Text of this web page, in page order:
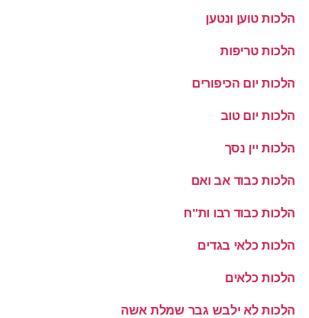
הלכות טוען ונטען
הלכות טריפות
הלכות יום הכיפורים
הלכות יום טוב
הלכות יין נסך
הלכות כבוד אב ואם
הלכות כבוד רבו ות''ח
הלכות כלאי בגדים
הלכות כלאים
הלכות לא ילבש גבר שמלת אשה